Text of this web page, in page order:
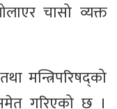
चासो व्यक्त
मन्त्रिपरिषद्को